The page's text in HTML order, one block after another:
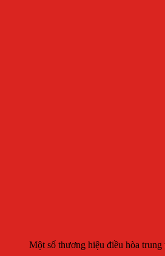
Một số thương hiệu điều hòa trung